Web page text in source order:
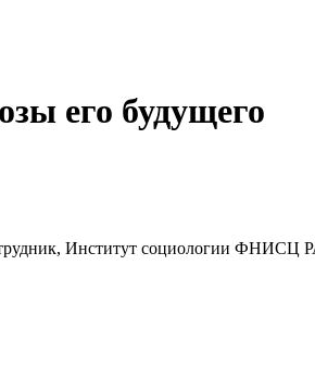
его будущего
Институт социологии ФНИСЦ